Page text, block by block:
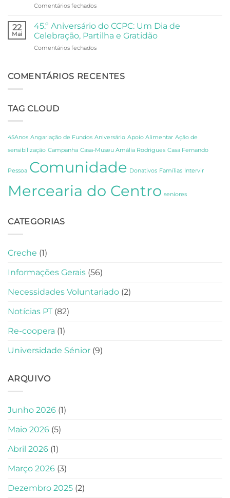
Anjos
de
Comentários fechadosem
Fado
à
Poesia:
Um
Descoberta
Fernando
em
Lisboa
22
Mai
45.º Aniversário do CCPC: Um Dia de
Celebração, Partilha e Gratidão
Comentários fechadosem
do
e
COMENTÁRIOS RECENTES
TAG CLOUD
45Anos Angariação de Fundos Aniversário Apoio Alimentar Ação de
sensibilização Campanha Casa-Museu Amália Rodrigues Casa Fernando
Pessoa Comunidade Donativos Famílias Intervir
Mercearia do Centro seniores
CATEGORIAS
Creche (1)
Informações Gerais (56)
Necessidades Voluntariado (2)
Notícias PT (82)
Re-coopera (1)
Universidade Sénior (9)
ARQUIVO
Junho 2026 (1)
Maio 2026 (5)
Abril 2026 (1)
Março 2026 (3)
Dezembro 2025 (2)